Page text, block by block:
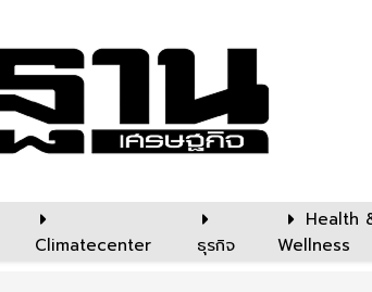
Climatecenter ธุรกิจ
Health
Wellness